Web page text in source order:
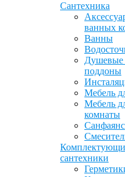
Сантехника
ванных
Ванны
Душевые
поддоны
Мебель
Мебель
комнаты
Санфаянс
сантехники